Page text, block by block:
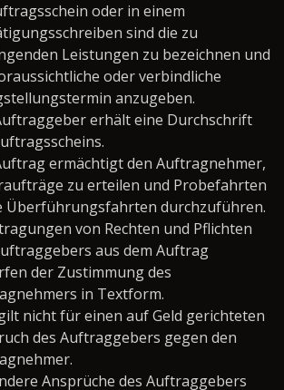
oder in einem
sind die zu
Leistungen zu bezeichnen und
oder verbindliche
anzugeben.
erhält eine Durchschrift
ermächtigt den Auftragnehmer,
zu erteilen und Probefahrten
Überführungsfahrten durchzuführen.
von Rechten und Pflichten
aus dem Auftrag
der Zustimmung des
in Textform.
nicht für einen auf Geld gerichteten
des Auftraggebers gegen den
Ansprüche des Auftraggebers